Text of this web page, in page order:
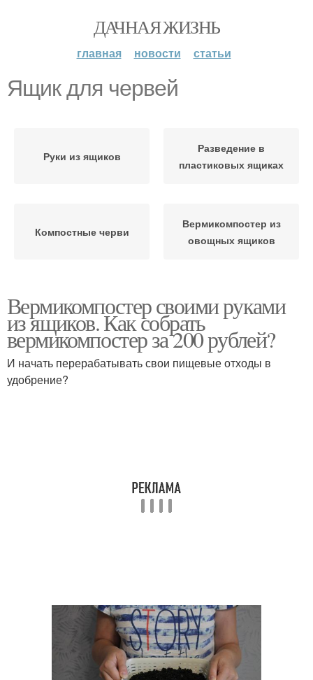
ДАЧНАЯ ЖИЗНЬ
главная новости статьи
Ящик для червей
Руки из ящиков
Разведение в
пластиковых ящиках
Компостные черви
Вермикомпостер из
овощных ящиков
Вермикомпостер своими руками
из ящиков. Как собрать
вермикомпостер за 200 рублей?
И начать перерабатывать свои пищевые отходы в
удобрение?